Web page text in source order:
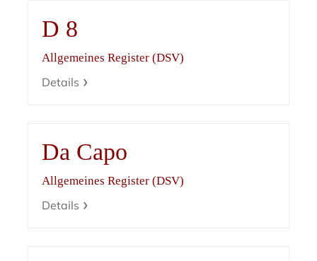
D 8
Allgemeines Register (DSV)
Details
Da Capo
Allgemeines Register (DSV)
Details